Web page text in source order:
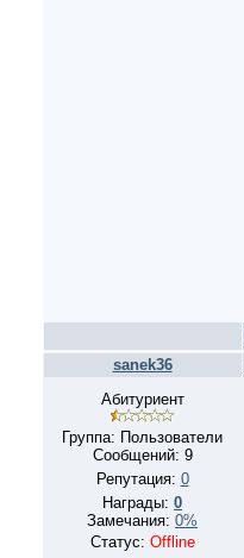
sanek36
Абитуриент
Группа: Пользователи
Сообщений: 9
Репутация: 0
Награды: 0
Замечания: 0%
Статус: Offline